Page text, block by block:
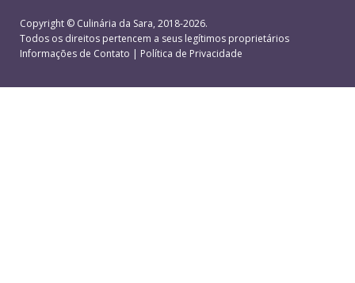
Copyright © Culinária da Sara, 2018-2026.
Todos os direitos pertencem a seus legítimos proprietários
Informações de Contato | Política de Privacidade